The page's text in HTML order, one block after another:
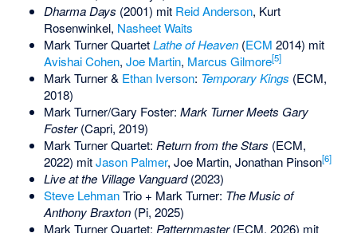
Dharma Days (2001) mit Reid Anderson, Kurt
Rosenwinkel, Nasheet Waits
Mark Turner QuartetLathe of Heaven(ECM 2014) mit
Avishai Cohen, Joe Martin, Marcus Gilmore[5]
Mark Turner & Ethan Iverson: Temporary Kings (ECM,
2018)
Mark Turner/Gary Foster: Mark Turner Meets Gary
Foster(Capri, 2019)
Mark Turner Quartet: Return from the Stars (ECM,
2022) mitJason Palmer, Joe Martin, Jonathan Pinson[6]
Live at the Village Vanguard(2023)
Steve LehmanTrio + Mark Turner: The Music of
Anthony Braxton(Pi, 2025)
Mark Turner Quartet: Patternmaster(ECM, 2026) mit